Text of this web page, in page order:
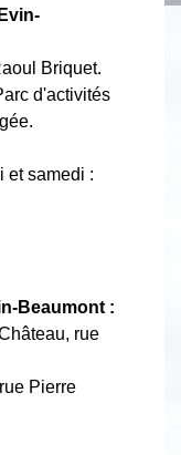
Briquet.
d'activités
et samedi :
Beaumont :
rue
Pierre